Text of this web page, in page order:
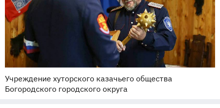
Учреждение хуторского казачьего общества
Богородского городского округа